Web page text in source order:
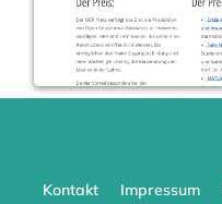
Kontakt Impressum